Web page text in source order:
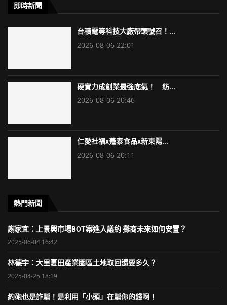
即時新聞
台積電等科技大廠帶頭號召！...
2026-08-06 22:01
硬實力成創業最強底氣！ 紡...
2026-08-06 20:46
仁愛社福x躉泰食品x新東陽...
2026-08-06 20:11
熱門新聞
謝家宜：上景興市場BOT案進入議約 攤商未來如何安置？
2025-06-04 16:42
林德宇：大里夏田產業園區土地取回還要多久？
2025-04-25 18:19
約砲也是詐騙！是利用「小頭」在騙你的錢啊！